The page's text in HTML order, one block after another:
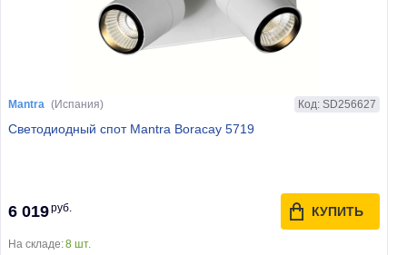
Mantra (Испания) Код: SD256627
Светодиодный спот Mantra Boracay 5719
6 019руб. КУПИТЬ
На складе:8 шт.